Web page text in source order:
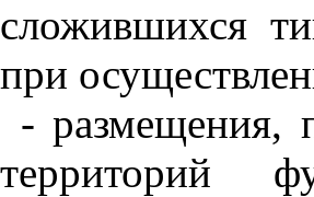
сложившихся
при
- размещения,
территорий